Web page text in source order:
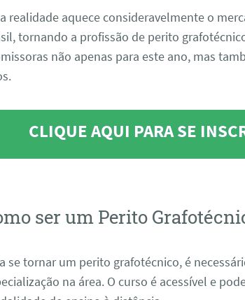
realidade aquece consideravelmente o
tornando a profissão de perito
não apenas para este ano, mas
CLIQUE AQUI PARA SE
ser um Perito
se tornar um perito grafotécnico, é
na área. O curso é acessível e